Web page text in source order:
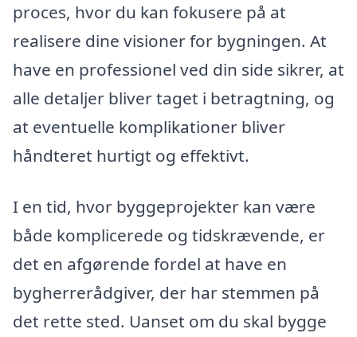
proces, hvor du kan fokusere på at
realisere dine visioner for bygningen. At
have en professionel ved din side sikrer, at
alle detaljer bliver taget i betragtning, og
at eventuelle komplikationer bliver
håndteret hurtigt og effektivt.
I en tid, hvor byggeprojekter kan være
både komplicerede og tidskrævende, er
det en afgørende fordel at have en
bygherrerådgiver, der har stemmen på
det rette sted. Uanset om du skal bygge